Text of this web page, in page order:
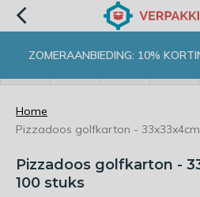
ZOMERAANBIEDING: 10%
Home
Pizzadoos golfkarton -
Pizzadoos golfkarton -
100 stuks